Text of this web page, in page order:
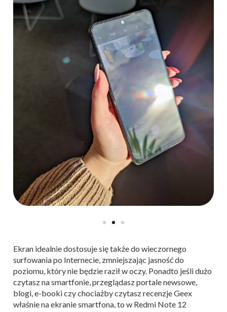
Ekran idealnie dostosuje się także do wieczornego
surfowania po Internecie, zmniejszając jasność do
poziomu, który nie będzie raził w oczy. Ponadto jeśli dużo
czytasz na smartfonie, przeglądasz portale newsowe,
blogi, e-booki czy chociażby czytasz recenzje Geex
właśnie na ekranie smartfona, to w Redmi Note 12